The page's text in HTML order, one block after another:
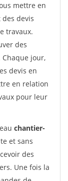
mettre en
devis
travaux.
des
Chaque jour,
devis en
en relation
pour leur
chantier-
et sans
des
Une fois la